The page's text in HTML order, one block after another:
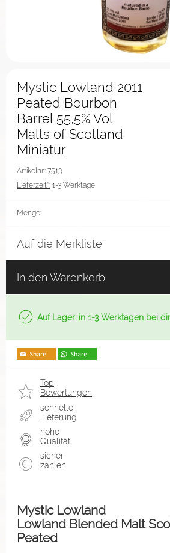
Mystic Lowland 2011
Peated Bourbon
Barrel 55,5% Vol
Malts of Scotland
Miniatur
Artikelnr.: 7513
Lieferzeit*: 1-3 Werktage
Menge:
Auf die Merkliste
In den Warenkorb
Auf Lager: in 1-3 Werktagen bei dir
Top
Bewertungen
schnelle
Lieferung
hohe
Qualität
sicher
zahlen
Mystic Lowland
Lowland Blended Malt
Peated